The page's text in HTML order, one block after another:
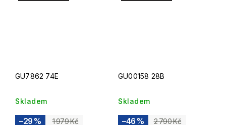
GU7862 74E
Skladem
1 979 Kč
–29 %
GU00158 28B
Skladem
2 790 Kč
–46 %